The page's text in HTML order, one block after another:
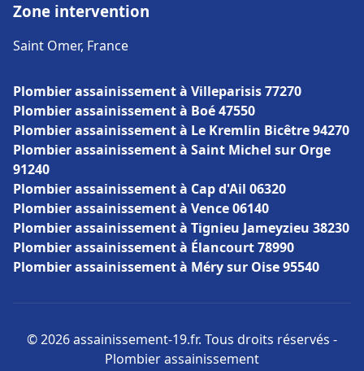
Zone intervention
Saint Omer, France
Plombier assainissement à Villeparisis 77270
Plombier assainissement à Boé 47550
Plombier assainissement à Le Kremlin Bicêtre 94270
Plombier assainissement à Saint Michel sur Orge
91240
Plombier assainissement à Cap d'Ail 06320
Plombier assainissement à Vence 06140
Plombier assainissement à Tignieu Jameyzieu 38230
Plombier assainissement à Élancourt 78990
Plombier assainissement à Méry sur Oise 95540
© 2026 assainissement-19.fr. Tous droits réservés -
Plombier assainissement